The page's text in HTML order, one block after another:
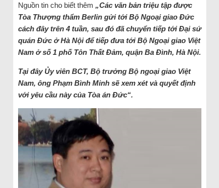
Nguồn tin cho biết thêm „Các văn bản triệu tập được
Tòa Thượng thẩm Berlin gửi tới Bộ Ngoại giao Đức
cách đây trên 4 tuần, sau đó đã chuyển tiếp tới Đại sứ
quán Đức ở Hà Nội để tiếp đưa tới Bộ Ngoại giao Việt
Nam ở số 1 phố Tôn Thất Đảm, quận Ba Đình, Hà Nội.
Tại đây Ủy viên BCT, Bộ trưởng Bộ ngoại giao Việt
Nam, ông Phạm Bình Minh sẽ xem xét và quyết định
với yêu cầu này của Tòa án Đức“.